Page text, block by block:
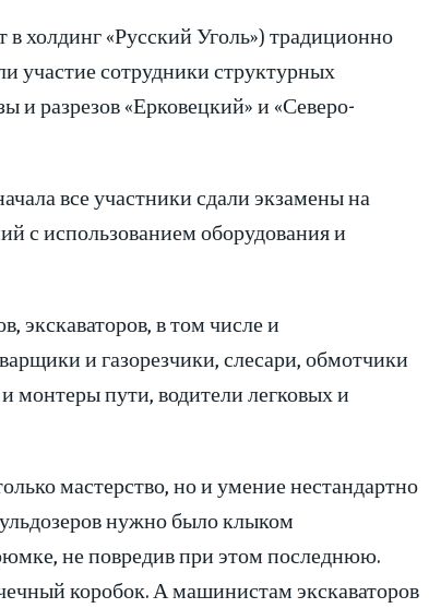
холдинг «Русский Уголь») традиционно
участие сотрудники структурных
и разрезов «Ерковецкий» и «Северо-
все участники сдали экзамены на
с использованием оборудования и
экскаваторов, в том числе и
и газорезчики, слесари, обмотчики
монтеры пути, водители легковых и
мастерство, но и умение нестандартно
нужно было клыком
не повредив при этом последнюю.
коробок. А машинистам экскаваторов